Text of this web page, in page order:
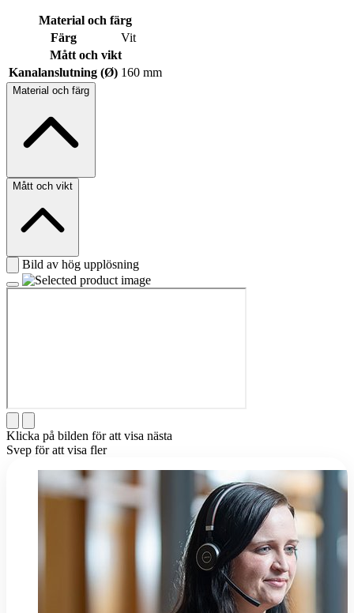
Material och färg
Färg
Vit
Mått och vikt
Kanalanslutning (Ø) 160 mm
Material och färg
Mått och vikt
Bild av hög upplösning
Klicka på bilden för att visa nästa
Svep för att visa fler